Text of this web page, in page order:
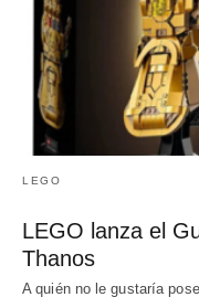
LEGO
LEGO lanza el
Thanos
A quién no le gustaría